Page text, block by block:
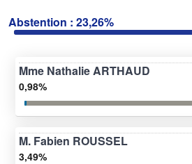
Abstention : 23,26%
Mme Nathalie ARTHAUD
0,98%
M. Fabien ROUSSEL
3,49%